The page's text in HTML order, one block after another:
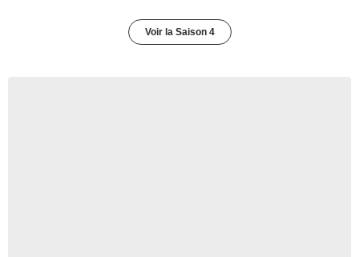
Voir la Saison 4